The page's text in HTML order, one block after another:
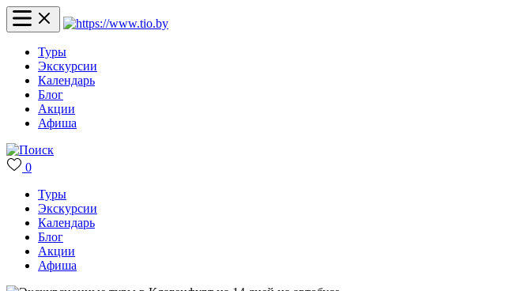
Туры
Экскурсии
Календарь
Блог
Акции
Афиша
0
Туры
Экскурсии
Календарь
Блог
Акции
Афиша